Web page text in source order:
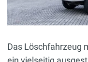
Das Löschfahrzeug